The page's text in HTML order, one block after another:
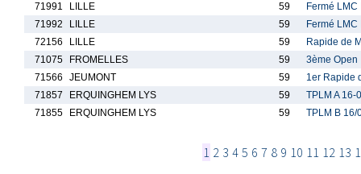
71991
LILLE 59
Fermé LMC
71992
LILLE 59
Fermé LMC
72156
LILLE 59
Rapide de
71075
FROMELLES 59
3ème Open
71566
JEUMONT 59
1er Rapide
71857
ERQUINGHEM LYS 59
TPLM A
71855
ERQUINGHEM LYS 59 TPLM B 16/
1 2 3 4 5 6 7 8 9 10 11 12 13